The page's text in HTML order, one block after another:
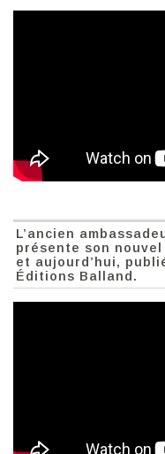
L’ancien
présente son
et aujourd’hui,
Éditions Balland.